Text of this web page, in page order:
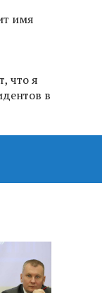
имя
что я
в